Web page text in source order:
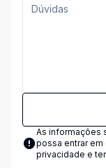
As informações
possa entrar
privacidade e